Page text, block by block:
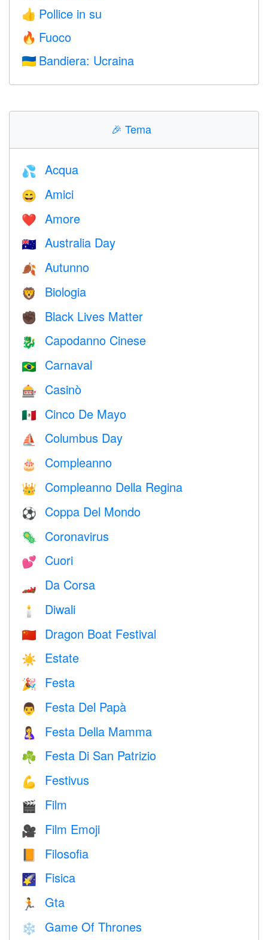
👍 Pollice in su
🔥 Fuoco
🇺🇦 Bandiera: Ucraina
🎉 Tema
💦 Acqua
😄 Amici
❤️️ Amore
🇦🇺 Australia Day
🍂 Autunno
🦁 Biologia
✊🏿 Black Lives Matter
🐉 Capodanno Cinese
🇧🇷 Carnaval
🎰 Casinò
🇲🇽 Cinco De Mayo
⛵️ Columbus Day
🎂 Compleanno
👑 Compleanno Della Regina
⚽ Coppa Del Mondo
🦠 Coronavirus
💕 Cuori
🏎 Da Corsa
🕯 Diwali
🇨🇳 Dragon Boat Festival
☀️ Estate
🎉 Festa
👨 Festa Del Papà
🤱 Festa Della Mamma
☘️ Festa Di San Patrizio
💪 Festivus
🎬 Film
🎥 Film Emoji
📙 Filosofia
🌠 Fisica
🏃 Gta
❄️ Game Of Thrones